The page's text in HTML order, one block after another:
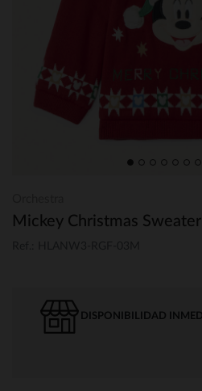
Mickey Christmas
DISPONIBILIDAD